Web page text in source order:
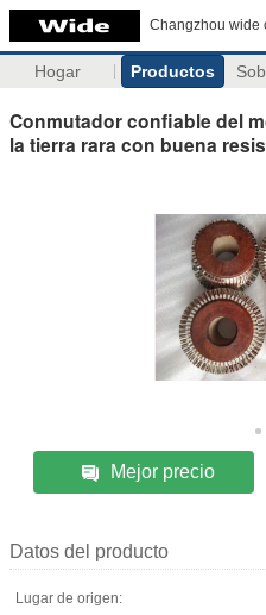
Changzhou wide
Hogar Productos
Conmutador confiable del
la tierra rara con buena
Mejor precio
Datos del producto
Lugar de origen: